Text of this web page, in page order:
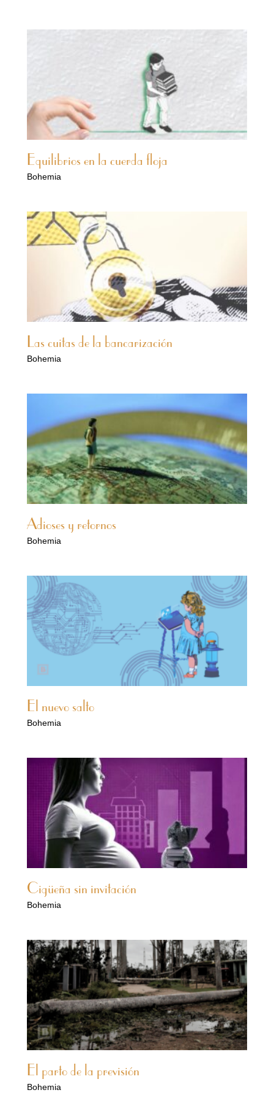
Equilibrios en la cuerda floja
Bohemia
Las cuitas de la bancarización
Bohemia
Adioses y retornos
Bohemia
El nuevo salto
Bohemia
Cigüeña sin invitación
Bohemia
El parto de la previsión
Bohemia